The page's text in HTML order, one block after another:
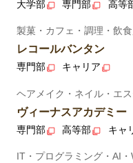
大学部 専門部 高等
製菓・カフェ・調理・飲
レコールバンタン
専門部 キャリア
ヘアメイク・ネイル・エ
ヴィーナスアカデミー
専門部 高等部 キャ
IT・プログラミング・AI